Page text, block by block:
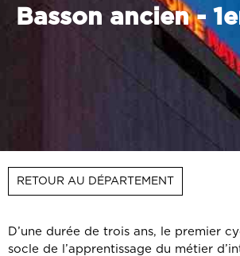
Basson ancien -
RETOUR AU DÉPARTEMENT
D’une durée de trois ans, le premier
socle de l’apprentissage du métier